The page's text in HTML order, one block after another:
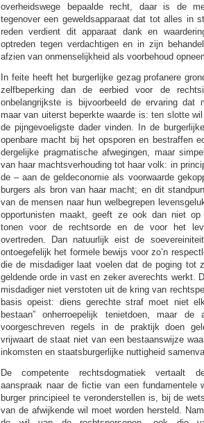
overheidswege bepaalde recht, daar is de
tegenover een geweldsapparaat dat tot alles in
reden verdient dit apparaat dank en
optreden tegen verdachtigen en in zijn
afzien van onmenselijkheid als voorbehoud
In feite heeft het burgerlijke gezag profanere
zelfbeperking dan de eerbied voor de
onbelangrijkste is bijvoorbeeld de ervaring dat
maar van uiterst beperkte waarde is: ten slotte
de pijngevoeligste dader vinden. In de
openbare macht bij het opsporen en bestraffen
dergelijke pragmatische afwegingen, maar
van haar machtsverhouding tot haar volk: in
de – aan de geldeconomie als voorwaarde
burgers als bron van haar macht; en dit
van de mensen naar hun welbegrepen
opportunisten maakt, geeft ze ook dan niet
tonen voor de rechtsorde en de voor het
overtreden. Dan natuurlijk eist de
ontoegefelijk het formele bewijs voor zo’n
die de misdadiger laat voelen dat de poging tot
geldende orde in vast en zeker averechts werkt.
misdadiger niet verstoten uit de kring van
basis opeist: diens gerechte straf moet niet
bestaan” onherroepelijk tenietdoen, maar de
voorgeschreven regels in de praktijk doen
vrijwaart de staat niet van een bestaanswijze
inkomsten en staatsburgerlijke nuttigheid
De competente rechtsdogmatiek vertaalt
aanspraak naar de fictie van een fundamentele
burger principieel te veronderstellen is, bij de
van de afwijkende wil moet worden hersteld.